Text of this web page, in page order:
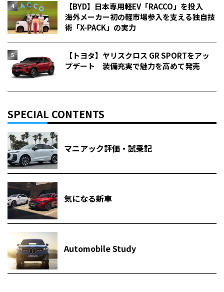
【BYD】日本専用軽EV「RACCO」を投入
海外メーカー初の軽市場参入を支える独自技
術「X-PACK」の実力
【トヨタ】ヤリスクロス GR SPORTをアッ
プデート 装備充実で魅力を高めて発売
SPECIAL CONTENTS
マニアック評価・試乗記
気になる新車
Automobile Study